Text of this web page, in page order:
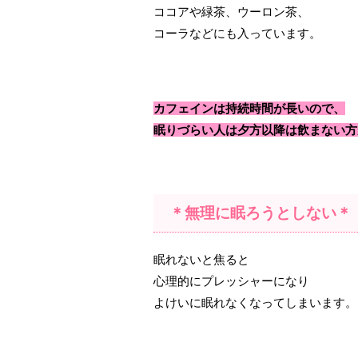
ココアや緑茶、ウーロン茶、
コーラなどにも入っています。
カフェインは持続時間が長いので、
眠りづらい人は夕方以降は飲まない方
＊無理に眠ろうとしない＊
眠れないと焦ると
心理的にプレッシャーになり
よけいに眠れなくなってしまいます。